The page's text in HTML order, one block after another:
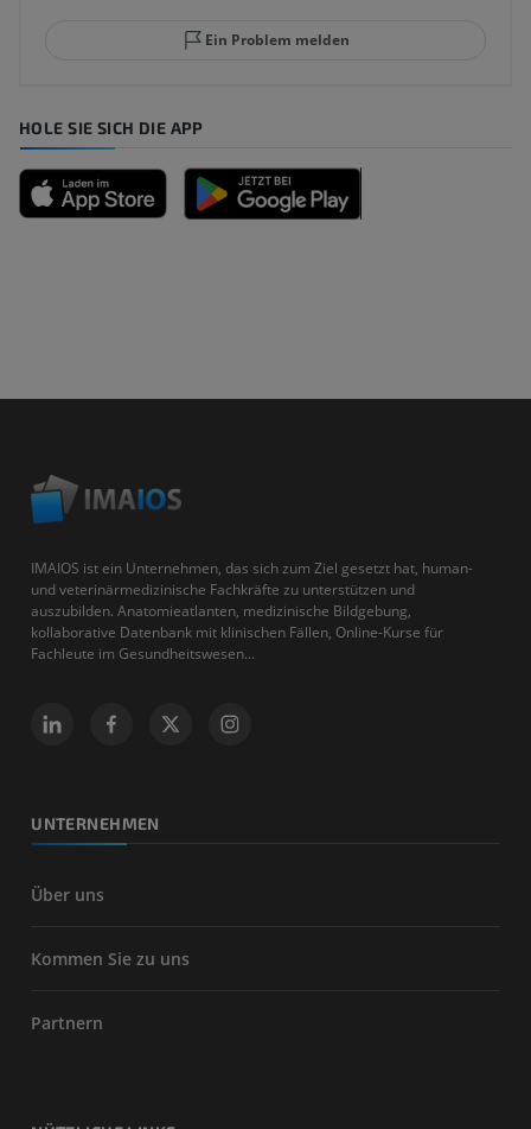
Ein Problem melden
HOLE SIE SICH DIE APP
IMAIOS ist ein Unternehmen, das sich zum Ziel gesetzt hat, human-
und veterinärmedizinische Fachkräfte zu unterstützen und
auszubilden. Anatomieatlanten, medizinische Bildgebung,
kollaborative Datenbank mit klinischen Fällen, Online-Kurse für
Fachleute im Gesundheitswesen...
UNTERNEHMEN
Über uns
Kommen Sie zu uns
Partnern